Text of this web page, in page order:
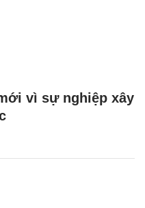
vì sự nghiệp xây